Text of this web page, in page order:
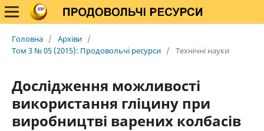
Головна / Архіви /
Том 3 № 05 (2015): Продовольчі ресурси / Технічні науки
Дослідження можливості
використання гліцину при
виробництві варених колбасів